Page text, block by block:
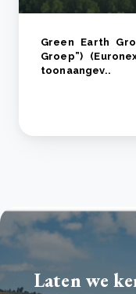
Green Earth
Groep”)
toonaangev..
Laten we